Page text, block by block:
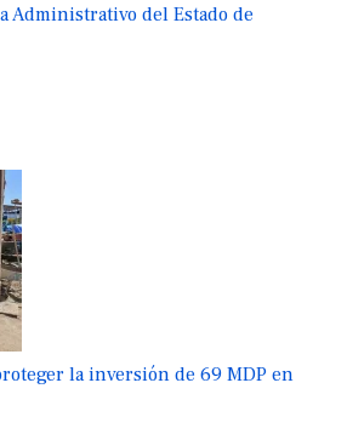
Administrativo del Estado de
la inversión de 69 MDP en